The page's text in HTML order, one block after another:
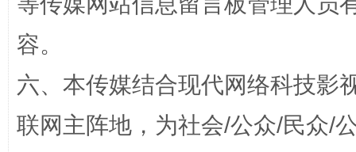
容。
六、本传媒结合现代网络科技影
联网主阵地，为社会/公众/民众/